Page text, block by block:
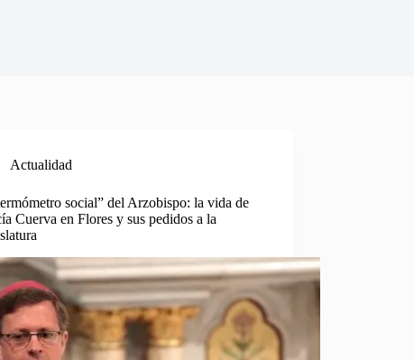
Actualidad
social” del Arzobispo: la vida de
Cuerva en Flores y sus pedidos a la